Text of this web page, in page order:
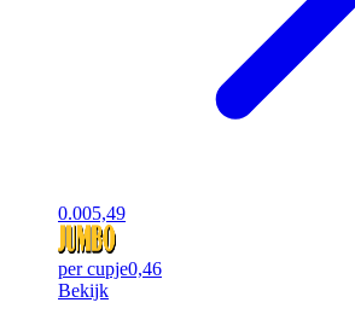
0.005,49
per cupje0,46
Bekijk